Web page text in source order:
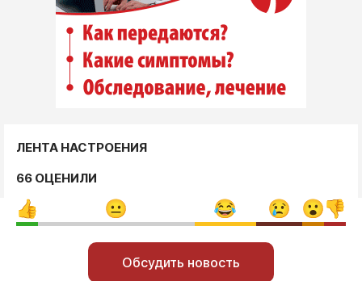
ЛЕНТА НАСТРОЕНИЯ
66 ОЦЕНИЛИ
Обсудить новость